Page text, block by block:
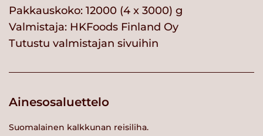
Pakkauskoko: 12000 (4 x 3000) g
Valmistaja: HKFoods Finland Oy
Tutustu valmistajan sivuihin
Ainesosaluettelo
Suomalainen kalkkunan reisiliha.